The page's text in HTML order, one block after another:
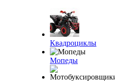
Квадроциклы
Мопеды